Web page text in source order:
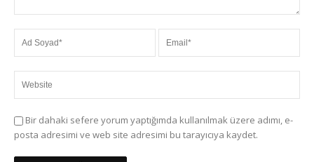
Bir dahaki sefere yorum yaptığımda kullanılmak üzere adımı, e-
posta adresimi ve web site adresimi bu tarayıcıya kaydet.